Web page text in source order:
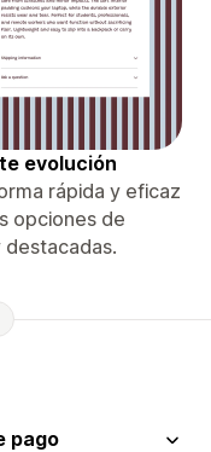
evolución
rápida y eficaz
opciones de
destacadas.
pago